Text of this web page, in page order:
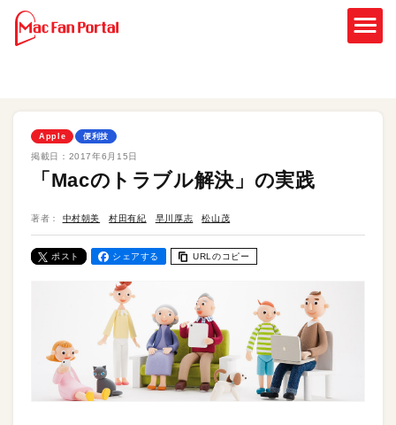
Apple 便利技
掲載日： 2017年6月15日
「Macのトラブル解決」の実践
著者： 中村朝美 村田有紀 早川厚志 松山茂
ポスト シェアする URLのコピー